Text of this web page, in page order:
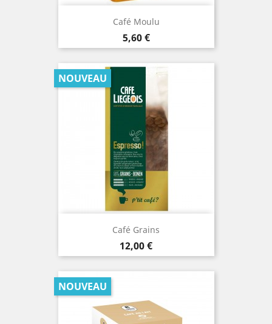
Café Moulu
Prix
5,60 €
Café Grains
Prix
12,00 €
NOUVEAU
NOUVEAU